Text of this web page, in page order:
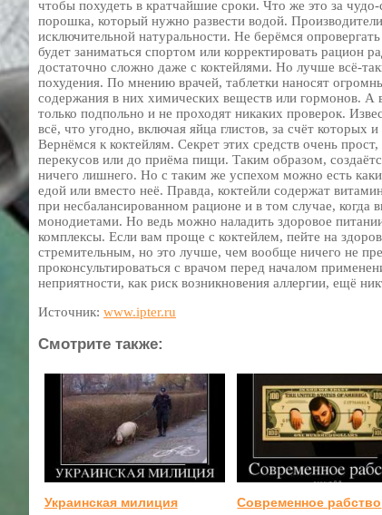
чтобы похудеть в кратчайшие сроки. Что же это за
порошка, который нужно развести водой.
исключительной натуральности. Не берёмся
будет заниматься спортом или корректировать рацион
достаточно сложно даже с коктейлями. Но лучше всё-
похудения. По мнению врачей, таблетки наносят
содержания в них химических веществ или гормонов. А
только подпольно и не проходят никаких проверок.
всё, что угодно, включая яйца глистов, за счёт которых
Вернёмся к коктейлям. Секрет этих средств очень
перекусов или до приёма пищи. Таким образом,
ничего лишнего. Но с таким же успехом можно есть
едой или вместо неё. Правда, коктейли содержат
при несбалансированном рационе и в том случае, когда
монодиетами. Но ведь можно наладить здоровое
комплексы. Если вам проще с коктейлем, пейте на
стремительным, но это лучше, чем вообще ничего не
проконсультироваться с врачом перед началом
неприятности, как риск возникновения аллергии, ещё
Источник: www.ipter.ru
Смотрите также:
Украинская милиция Современное рабство